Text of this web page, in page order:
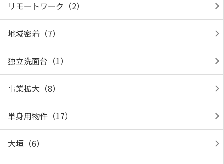
リモートワーク（2）
地域密着（7）
独立洗面台（1）
事業拡大（8）
単身用物件（17）
大垣（6）